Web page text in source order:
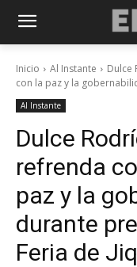
Inicio Al Instante
Dulce
con la paz y la
Al Instante
Dulce
refrenda
paz y la
durante
Feria de